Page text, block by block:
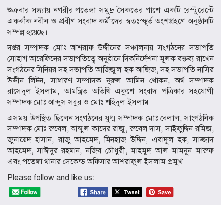
শুক্রবার সন্ধ্যায় নগরীর পতেঙ্গা সমুদ্র সৈকতের পাশে একটি রেস্টুরেন্টে
একঝাঁক নবীন ও প্রবীণ সংবাদ কর্মীদের স্বতঃস্ফূর্ত অংশগ্রহণে অনুষ্ঠানটি
সম্পন্ন হয়েছে।
দপ্তর সম্পাদক মোঃ আশরাফ উদ্দীনের সঞ্চালনায় সংগঠনের সভাপতি
সোহাগ আরেফিনের সভাপতিত্বে অনুষ্ঠানে দিকনির্দেশনা মূলক বক্তব্য রাখেন
সংগঠনের সিনিয়র সহ সভাপতি আজিজুল হক আজিজ, সহ সভাপতি নাসির
উদ্দীন লিটন, সাধারণ সম্পাদক নুরুল আমিন খোকন, অর্থ সম্পাদক
রাসেদুল ইসলাম, আমন্ত্রিত অতিথি একুশে সংবাদ পত্রিকার সহযোগী
সম্পাদক মোঃ আব্দুস সবুর ও মোঃ শহিদুল ইসলাম।
এসময় উপস্থিত ছিলেন সংগঠনের যুগ্ম সম্পাদক মোঃ বেলাল, সাংগঠনিক
সম্পাদক মোঃ রুবেল, আব্দুল কাদের রাজু, রুবেল দাস, সাইফুদ্দিন রমিজ,
জুনায়েদ হাসান, রাজু আহমেদ, মিনহাজ উদ্দিন, এবাদুল হক, সাজ্জাদ
আহমেদ, সাঈদুর রহমান, নজিব চৌধুরী, মাহমুদ আল মামনুন মারুফ
এবং পতেঙ্গা থানার সেকেন্ড অফিসার আশরাফুল ইসলাম প্রমুখ
Please follow and like us: